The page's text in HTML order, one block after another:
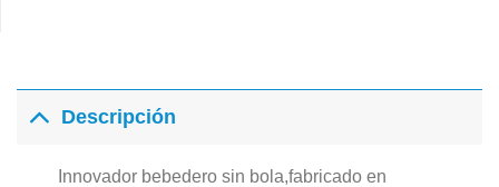
Descripción
Innovador bebedero sin bola,fabricado en